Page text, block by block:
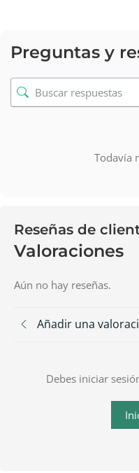
Preguntas y
Todavía
Reseñas de
Valoraciones
Aún no hay reseñas.
Añadir una
Debes iniciar